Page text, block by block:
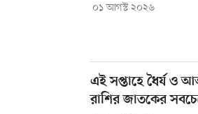
০১ আগস্ট ২০২৬
এই সপ্তাহে ধৈর্য ও
রাশির জাতকের